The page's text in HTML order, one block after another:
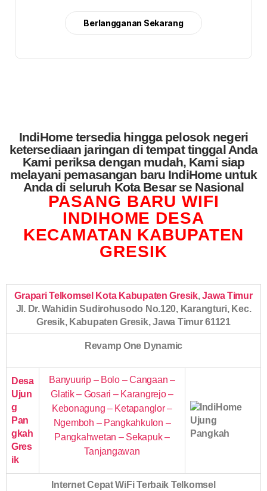
Berlangganan Sekarang
IndiHome tersedia hingga pelosok negeri
ketersediaan jaringan di tempat tinggal Anda
Kami periksa dengan mudah, Kami siap
melayani pemasangan baru IndiHome untuk
Anda di seluruh Kota Besar se Nasional
PASANG BARU WIFI
INDIHOME DESA
KECAMATAN KABUPATEN
GRESIK
Grapari Telkomsel Kota Kabupaten Gresik,Jawa Timur
Jl. Dr. Wahidin Sudirohusodo No.120, Karangturi, Kec.
Gresik, Kabupaten Gresik, Jawa Timur 61121
Revamp One Dynamic
Desa
Ujun
g
Pan
gkah
Gres
ik
Banyuurip – Bolo – Cangaan –
Glatik – Gosari – Karangrejo –
Kebonagung – Ketapanglor –
Ngemboh – Pangkahkulon –
Pangkahwetan – Sekapuk –
Tanjangawan
Internet Cepat WiFi Terbaik Telkomsel